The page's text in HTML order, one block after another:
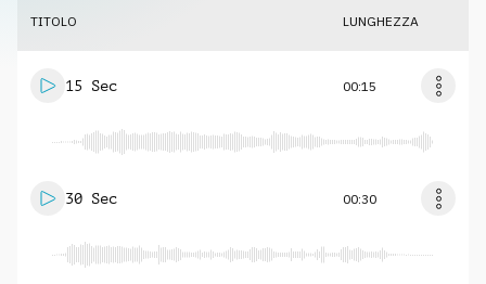
TITOLO LUNGHEZZA
15 Sec 00:15
30 Sec 00:30